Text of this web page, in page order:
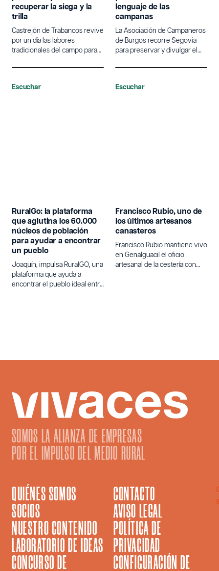
recuperar la siega y la
trilla
Castrejón de Trabancos revive
por un día las labores
tradicionales del campo para
lenguaje de las
campanas
La Asociación de Campaneros
de Burgos recorre Segovia
para preservar y divulgar el
campanas.
Escuchar
RuralGo: la plataforma
que aglutina los 60.000
núcleos de población
para ayudar a encontrar
un pueblo
Joaquín, impulsa RuralGO, una
plataforma que ayuda a
encontrar el pueblo ideal entre
Escuchar
Francisco Rubio, uno de
los últimos artesanos
canasteros
Francisco Rubio mantiene vivo
en Genalguacil el oficio
artesanal de la cestería con
SOMOS LA ALIANZA DE EMPRESAS
POR EL IMPULSO DEL MEDIO RURAL
QUIÉNES SOMOS
SOCIOS
NUESTRO CONTENIDO
LABORATORIO DE IDEAS
CONCURSO DE
CONTACTO
AVISO LEGAL
POLÍTICA DE
PRIVACIDAD
CONFIGURACIÓN DE